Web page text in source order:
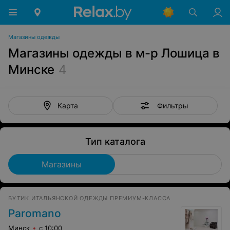
Магазины одежды
Магазины одежды в м-р Лошица в
Минске 4
Карта Фильтры
Тип каталога
Магазины
БУТИК ИТАЛЬЯНСКОЙ ОДЕЖДЫ ПРЕМИУМ-КЛАССА
Paromano
Минск с 10:00